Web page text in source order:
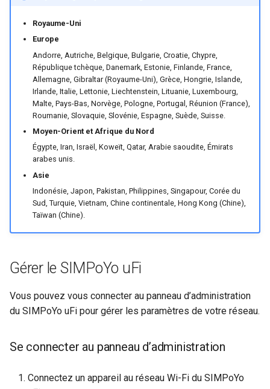
Royaume-Uni
Europe
Andorre, Autriche, Belgique, Bulgarie, Croatie, Chypre,
République tchèque, Danemark, Estonie, Finlande, France,
Allemagne, Gibraltar (Royaume-Uni), Grèce, Hongrie, Islande,
Irlande, Italie, Lettonie, Liechtenstein, Lituanie, Luxembourg,
Malte, Pays-Bas, Norvège, Pologne, Portugal, Réunion (France),
Roumanie, Slovaquie, Slovénie, Espagne, Suède, Suisse.
Moyen-Orient et Afrique du Nord
Égypte, Iran, Israël, Koweït, Qatar, Arabie saoudite, Émirats
arabes unis.
Asie
Indonésie, Japon, Pakistan, Philippines, Singapour, Corée du
Sud, Turquie, Vietnam, Chine continentale, Hong Kong (Chine),
Taïwan (Chine).
Gérer le SIMPoYo uFi
Vous pouvez vous connecter au panneau d’administration
du SIMPoYo uFi pour gérer les paramètres de votre réseau.
Se connecter au panneau d’administration
Connectez un appareil au réseau Wi-Fi du SIMPoYo